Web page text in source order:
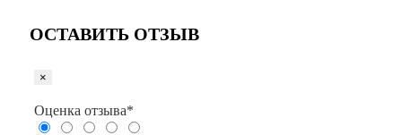
ОСТАВИТЬ ОТЗЫВ
×
Оценка отзыва*